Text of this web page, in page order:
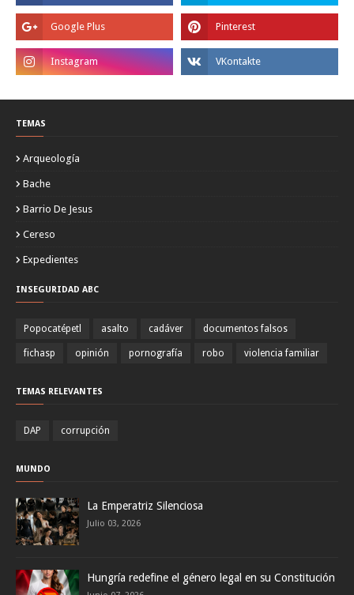
TEMAS
Arqueología
Bache
Barrio De Jesus
Cereso
Expedientes
INSEGURIDAD ABC
Popocatépetl asalto cadáver documentos falsos
fichasp opinión pornografía robo violencia familiar
TEMAS RELEVANTES
DAP corrupción
MUNDO
La Emperatriz Silenciosa
Julio 03, 2026
Hungría redefine el género legal en su Constitución